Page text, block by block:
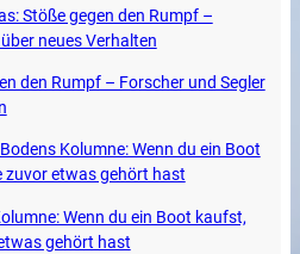
Stöße gegen den Rumpf –
neues Verhalten
den Rumpf – Forscher und Segler
Kolumne: Wenn du ein Boot
zuvor etwas gehört hast
Wenn du ein Boot kaufst,
gehört hast